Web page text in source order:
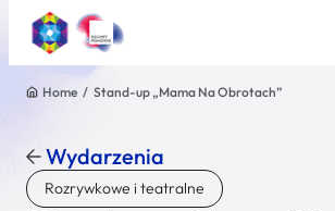
Znajdź atrakcję
Nazwa atrakcji
Home / Stand-up „Mama Na Obrotach”
Wydarzenia
Rozrywkowe i teatralne